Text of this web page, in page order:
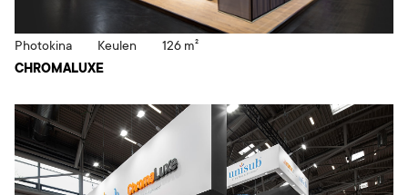
CHROMALUXE
Photokina Keulen 126 m²